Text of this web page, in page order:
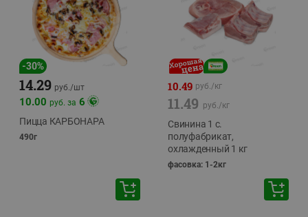
-30%
14.29 руб./шт
10.00 руб. за 6
Пицца КАРБОНАРА
490г
10.49 руб./кг
11.49 руб./кг
Свинина 1 с.
полуфабрикат,
охлажденный 1 кг
фасовка: 1-2кг